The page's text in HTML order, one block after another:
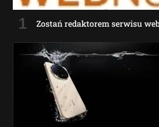
Zostań redaktorem serwisu